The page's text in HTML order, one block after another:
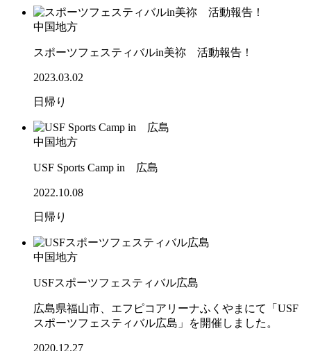
中国地方
スポーツフェスティバルin美祢 活動報告！
2023.03.02
日帰り
中国地方
USF Sports Camp in 広島
2022.10.08
日帰り
中国地方
USFスポーツフェスティバル広島
広島県福山市、エフピコアリーナふくやまにて「USF
スポーツフェスティバル広島」を開催しました。
2020.12.27